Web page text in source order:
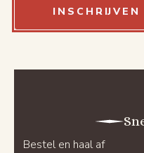
Bestel en haal af